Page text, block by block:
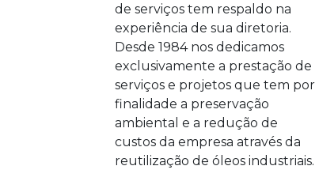
de serviços tem respaldo na
experiência de sua diretoria.
Desde 1984 nos dedicamos
exclusivamente a prestação de
serviços e projetos que tem por
finalidade a preservação
ambiental e a redução de
custos da empresa através da
reutilização de óleos industriais.